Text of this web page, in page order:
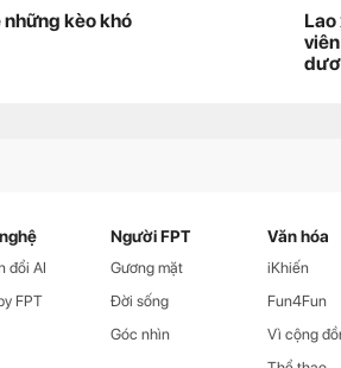
những kèo khó
đổi AI
FPT
Người FPT
Gương mặt
Đời sống
Góc nhìn
Văn hóa
iKhiến
Fun4Fun
Vì cộng